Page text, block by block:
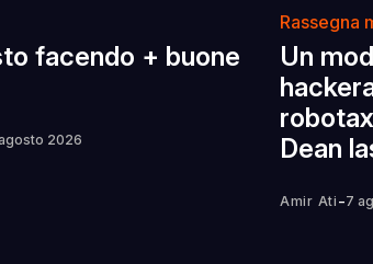
facendo + buone
2026
Rassegna
Un
Dean
Amir Ati -7